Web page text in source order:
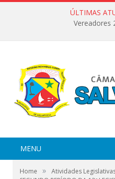
ÚLTIMAS
Vereadores
MENU
Home » Atividades